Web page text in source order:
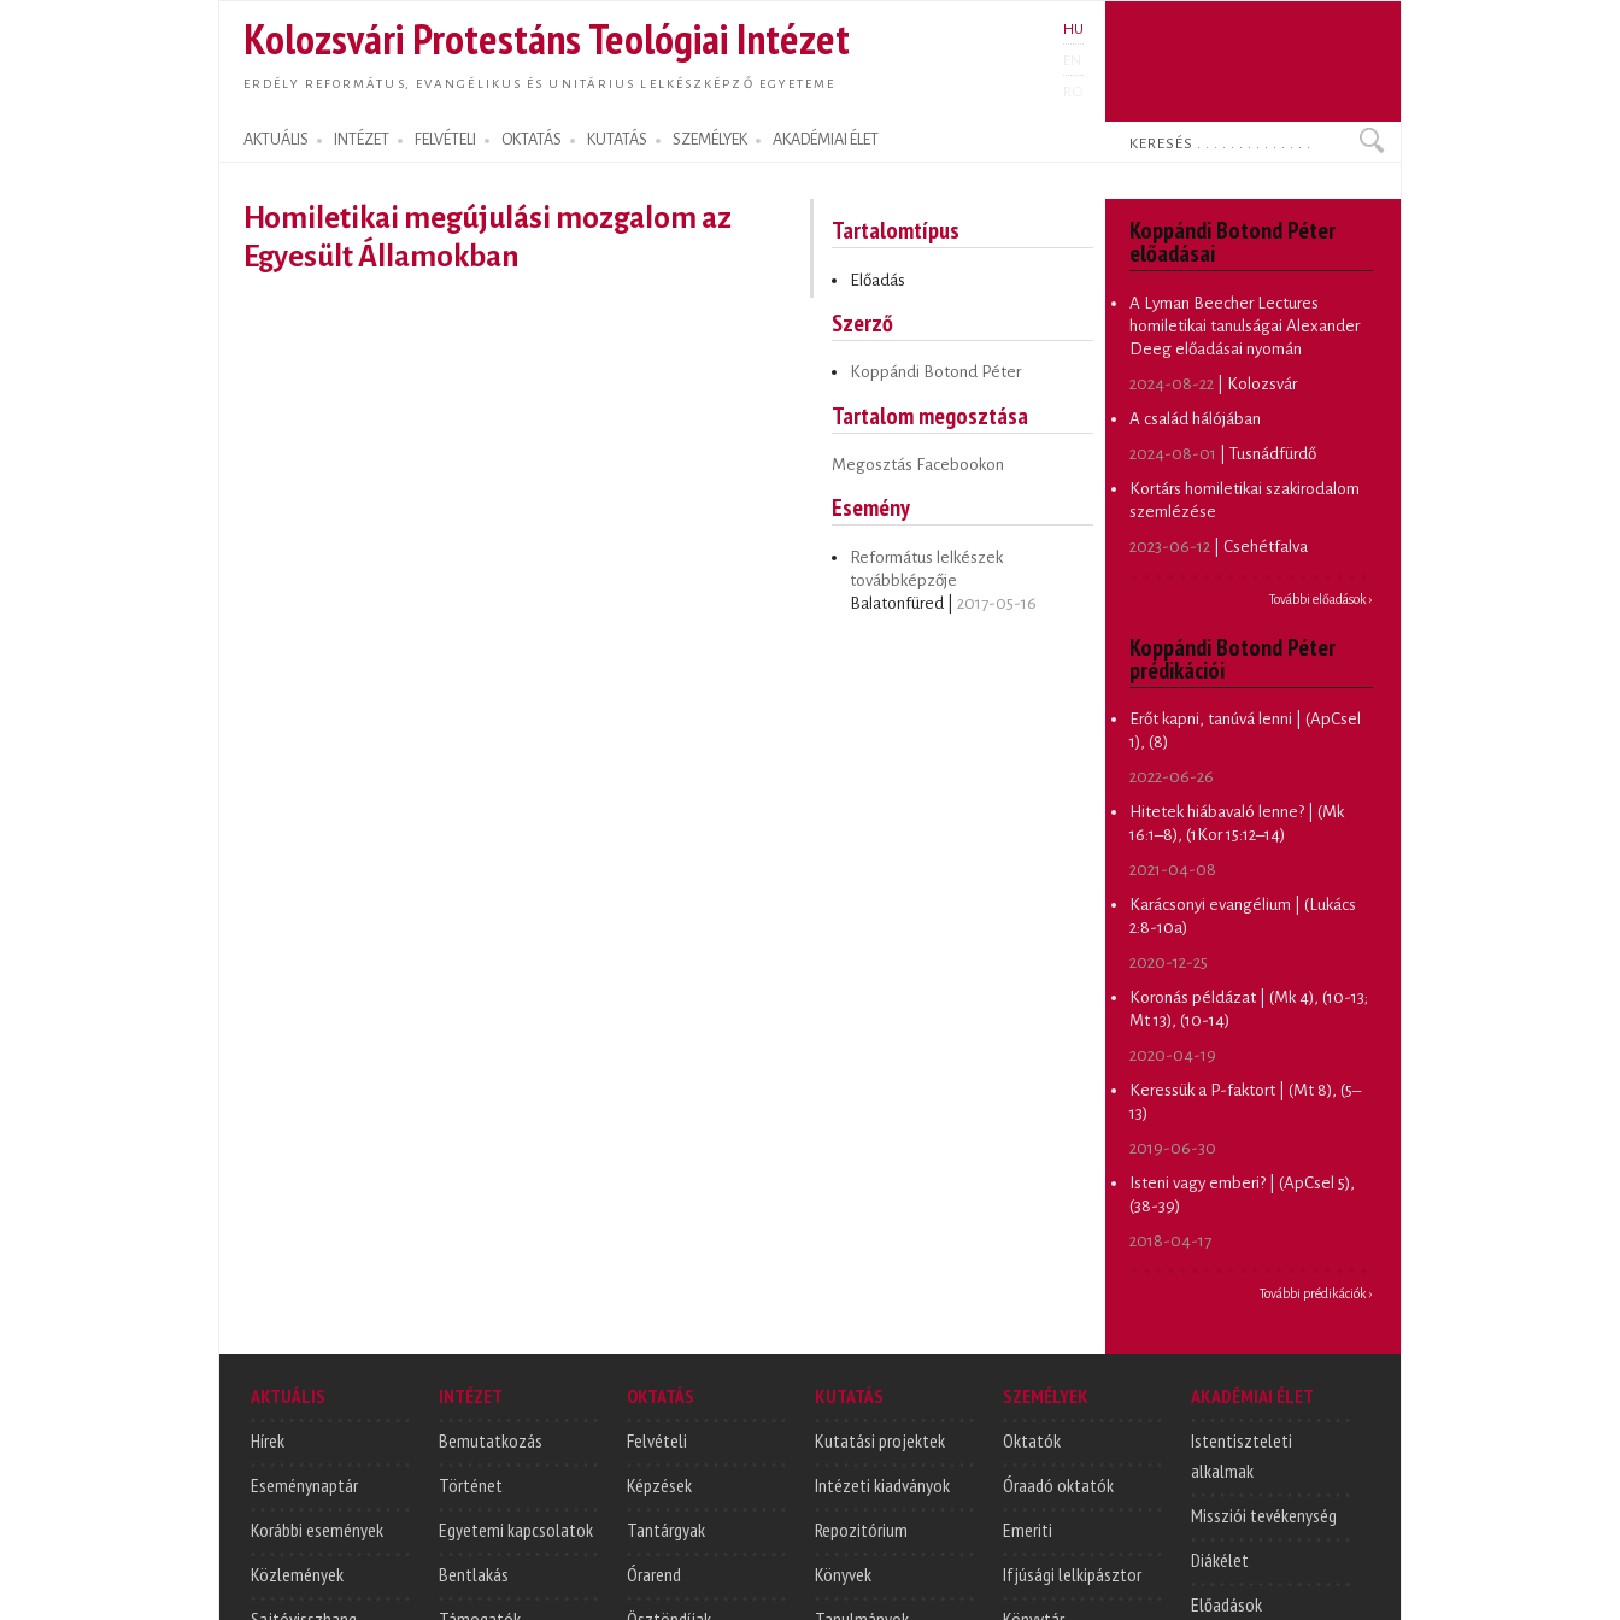
tartalomra
Kolozsvári Protestáns Teológiai Intézet
ERDÉLY REFORMÁTUS, EVANGÉLIKUS ÉS UNITÁRIUS LELKÉSZKÉPZŐ EGYETEME
HU
AKTUÁLIS INTÉZET FELVÉTELI OKTATÁS KUTATÁS SZEMÉLYEK AKADÉMIAI ÉLET
Search form
Keresés
Homiletikai megújulási mozgalom az
Egyesült Államokban
Tartalomtípus
Előadás
Szerző
Koppándi Botond Péter
Tartalom megosztása
Megosztás Facebookon
Esemény
Református lelkészek
továbbképzője
Balatonfüred | 2017-05-16
Koppándi Botond Péter
előadásai
A Lyman Beecher Lectures
homiletikai tanulságai Alexander
Deeg előadásai nyomán
2024-08-22 | Kolozsvár
A család hálójában
2024-08-01
| Tusnádfürdő
Kortárs homiletikai szakirodalom
szemlézése
2023-06-12 | Csehétfalva
További előadások ›
Koppándi Botond Péter
prédikációi
Erőt kapni, tanúvá lenni | (ApCsel
1), (8)
2022-06-26
Hitetek hiábavaló lenne? | (Mk
16:1–8), (1Kor 15:12–14)
2021-04-08
Karácsonyi evangélium | (Lukács
2:8-10a)
2020-12-25
Koronás példázat | (Mk 4), (10-13;
Mt 13), (10-14)
2020-04-19
Keressük a P-faktort | (Mt 8), (5–
13)
2019-06-30
Isteni vagy emberi? | (ApCsel 5),
(38-39)
2018-04-17
További prédikációk ›
AKTUÁLIS
Hírek
Eseménynaptár
Korábbi események
Közlemények
INTÉZET
Bemutatkozás
Történet
Egyetemi kapcsolatok
Bentlakás
OKTATÁS
Felvételi
Képzések
Tantárgyak
Órarend
KUTATÁS
Kutatási projektek
Intézeti kiadványok
Repozitórium
Könyvek
SZEMÉLYEK
Oktatók
Óraadó oktatók
Emeriti
Ifjúsági lelkipásztor
AKADÉMIAI ÉLET
Istentiszteleti
alkalmak
Missziói tevékenység
Diákélet
Előadások